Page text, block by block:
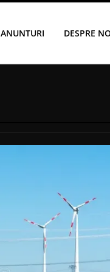
ANUNTURI DESPRE